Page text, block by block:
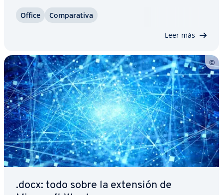
usuarios no necesitan tantas he­rra­mie­n­tas, o bien
Office Co­m­pa­ra­ti­va
Leer más
.docx: todo sobre la extensión de